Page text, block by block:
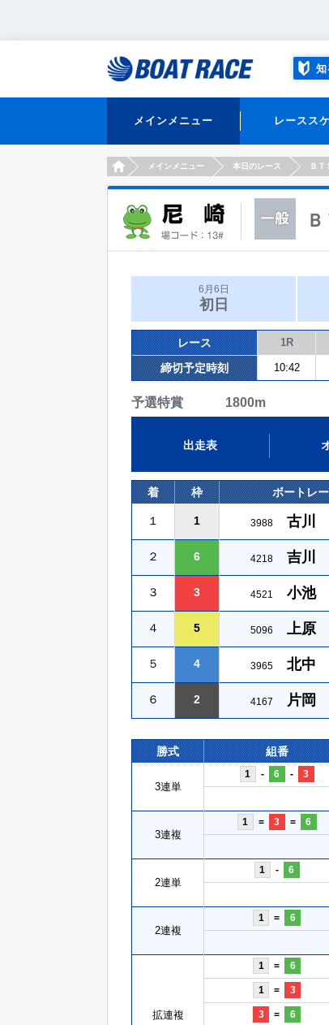
知
メインメニュー レースス
HOMEメインメニュー 本日のレース Ｂ
6月6日
初日
レース 1R
締切予定時刻 10:42
予選特賞 1800m
出走表
着 枠 ボートレ
１ 1 3988 古
２ 6 4218 吉
３ 3 4521 小
４ 5 5096 上
５ 4 3965 北
６ 2 4167 片
勝式 組番
3連単
1 - 6 - 3
3連複
1 = 3 = 6
2連単
1 - 6
2連複
1 = 6
拡連複
1 = 6
1 = 3
3 = 6